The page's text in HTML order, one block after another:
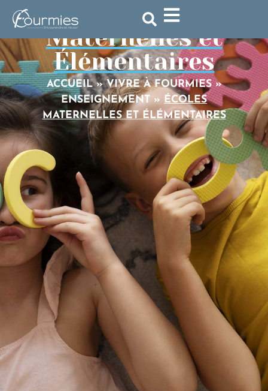
Écoles
Maternelles et
Élémentaires
ACCUEIL»VIVRE À FOURMIES»
ENSEIGNEMENT»
ÉCOLES
MATERNELLES ET ÉLÉMENTAIRES